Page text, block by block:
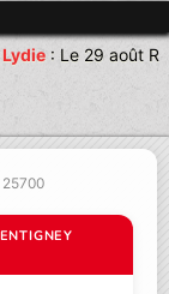
Lydie:Le 29 août